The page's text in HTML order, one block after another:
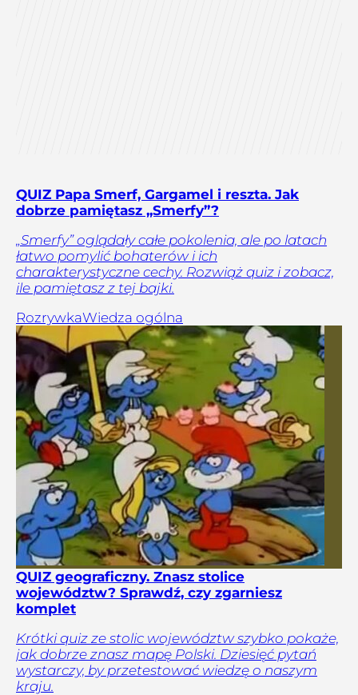
QUIZ Papa Smerf, Gargamel i reszta. Jak
dobrze pamiętasz „Smerfy”?
„Smerfy” oglądały całe pokolenia, ale po latach
łatwo pomylić bohaterów i ich
charakterystyczne cechy. Rozwiąż quiz i zobacz,
ile pamiętasz z tej bajki.
RozrywkaWiedza ogólna
QUIZ geograficzny. Znasz stolice
województw? Sprawdź, czy zgarniesz
komplet
Krótki quiz ze stolic województw szybko pokaże,
jak dobrze znasz mapę Polski. Dziesięć pytań
wystarczy, by przetestować wiedzę o naszym
kraju.